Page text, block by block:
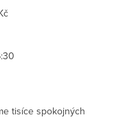
tisíce spokojných